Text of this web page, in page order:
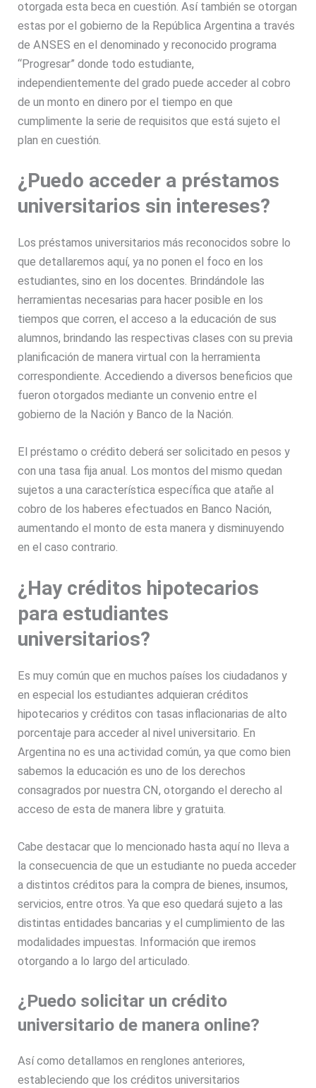
otorgada esta beca en cuestión. Así también se otorgan
estas por el gobierno de la República Argentina a través
de ANSES en el denominado y reconocido programa
“Progresar” donde todo estudiante,
independientemente del grado puede acceder al cobro
de un monto en dinero por el tiempo en que
cumplimente la serie de requisitos que está sujeto el
plan en cuestión.
¿Puedo acceder a préstamos
universitarios sin intereses?
Los préstamos universitarios más reconocidos sobre lo
que detallaremos aquí, ya no ponen el foco en los
estudiantes, sino en los docentes. Brindándole las
herramientas necesarias para hacer posible en los
tiempos que corren, el acceso a la educación de sus
alumnos, brindando las respectivas clases con su previa
planificación de manera virtual con la herramienta
correspondiente. Accediendo a diversos beneficios que
fueron otorgados mediante un convenio entre el
gobierno de la Nación y Banco de la Nación.
El préstamo o crédito deberá ser solicitado en pesos y
con una tasa fija anual. Los montos del mismo quedan
sujetos a una característica específica que atañe al
cobro de los haberes efectuados en Banco Nación,
aumentando el monto de esta manera y disminuyendo
en el caso contrario.
¿Hay créditos hipotecarios
para estudiantes
universitarios?
Es muy común que en muchos países los ciudadanos y
en especial los estudiantes adquieran créditos
hipotecarios y créditos con tasas inflacionarias de alto
porcentaje para acceder al nivel universitario. En
Argentina no es una actividad común, ya que como bien
sabemos la educación es uno de los derechos
consagrados por nuestra CN, otorgando el derecho al
acceso de esta de manera libre y gratuita.
Cabe destacar que lo mencionado hasta aquí no lleva a
la consecuencia de que un estudiante no pueda acceder
a distintos créditos para la compra de bienes, insumos,
servicios, entre otros. Ya que eso quedará sujeto a las
distintas entidades bancarias y el cumplimiento de las
modalidades impuestas. Información que iremos
otorgando a lo largo del articulado.
¿Puedo solicitar un crédito
universitario de manera online?
Así como detallamos en renglones anteriores,
estableciendo que los créditos universitarios